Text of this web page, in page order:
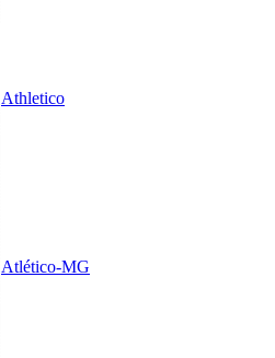
Athletico
Atlético-MG